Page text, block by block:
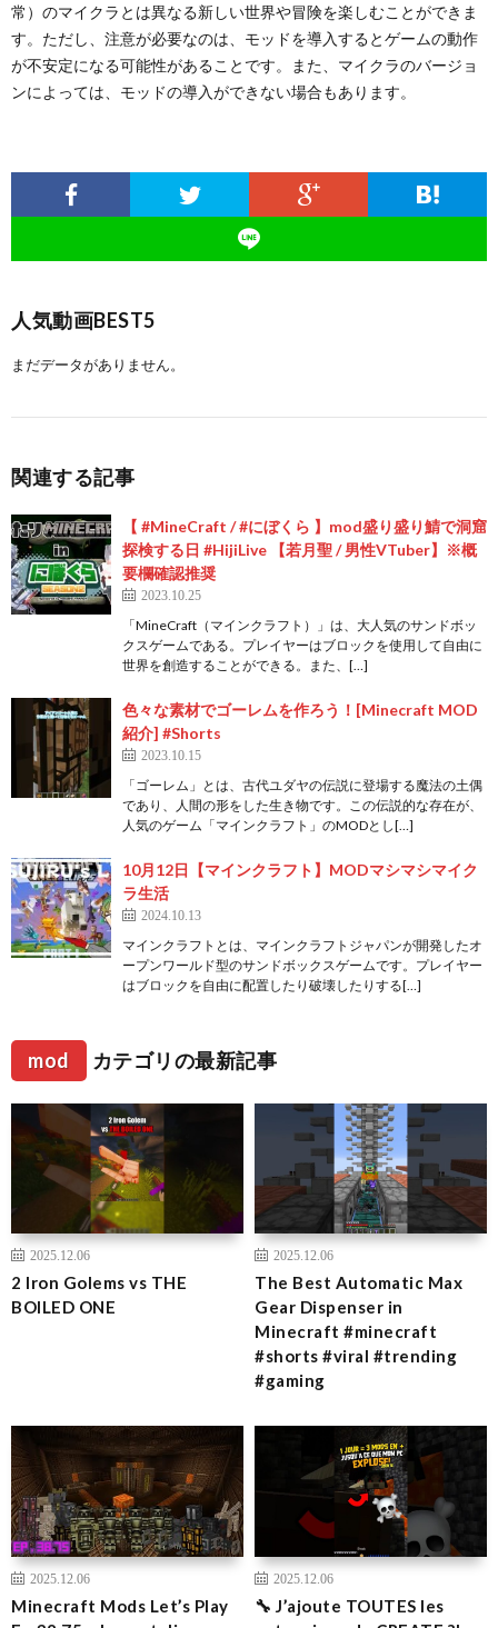
常）のマイクラとは異なる新しい世界や冒険を楽しむことができま
す。ただし、注意が必要なのは、モッドを導入するとゲームの動作
が不安定になる可能性があることです。また、マイクラのバージョ
ンによっては、モッドの導入ができない場合もあります。
人気動画BEST5
まだデータがありません。
関連する記事
【 #MineCraft / #にぼくら 】mod盛り盛り鯖で洞窟
探検する日 #HijiLive 【若月聖 / 男性VTuber】※概
要欄確認推奨
2023.10.25
「MineCraft（マインクラフト）」は、大人気のサンドボッ
クスゲームである。プレイヤーはブロックを使用して自由に
世界を創造することができる。また、[…]
色々な素材でゴーレムを作ろう！[Minecraft MOD
紹介] #Shorts
2023.10.15
「ゴーレム」とは、古代ユダヤの伝説に登場する魔法の土偶
であり、人間の形をした生き物です。この伝説的な存在が、
人気のゲーム「マインクラフト」のMODとし[…]
10月12日【マインクラフト】MODマシマシマイク
ラ生活
2024.10.13
マインクラフトとは、マインクラフトジャパンが開発したオ
ープンワールド型のサンドボックスゲームです。プレイヤー
はブロックを自由に配置したり破壊したりする[…]
mod カテゴリの最新記事
2025.12.06
2 Iron Golems vs THE
BOILED ONE
2025.12.06
The Best Automatic Max
Gear Dispenser in
Minecraft #minecraft
#shorts #viral #trending
#gaming
2025.12.06
Minecraft Mods Let’s Play
2025.12.06
🔧 J’ajoute TOUTES les